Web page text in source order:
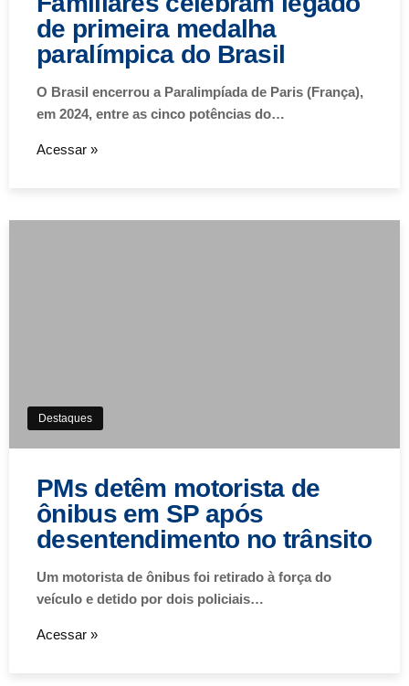
de primeira medalha
paralímpica do Brasil
O Brasil encerrou a Paralimpíada de Paris (França),
em 2024, entre as cinco potências do…
Acessar »
Destaques
PMs detêm motorista de
ônibus em SP após
desentendimento no trânsito
Um motorista de ônibus foi retirado à força do
veículo e detido por dois policiais…
Acessar »